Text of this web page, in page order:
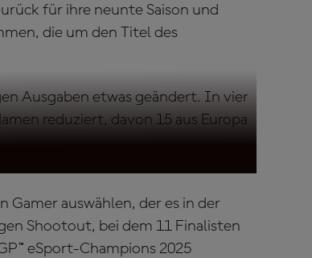
für ihre neunte Saison und
die um den Titel des
Ausgaben etwas geändert. In vier
reduziert, davon 15 aus Europa
Gamer auswählen, der es in der
Shootout, bei dem 11 Finalisten
eSport-Champions 2025